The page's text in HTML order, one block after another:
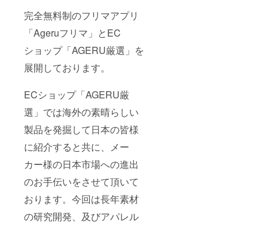
完全無料制のフリマアプリ
「Ageruフリマ」とEC
ショップ「AGERU厳選」を
展開しております。
ECショップ「AGERU厳
選」では海外の素晴らしい
製品を発掘して日本の皆様
に紹介すると共に、メー
カー様の日本市場への進出
のお手伝いをさせて頂いて
おります。今回は長年素材
の研究開発、及びアパレル